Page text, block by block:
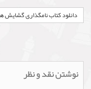
دانلود کتاب نامگذاری
نوشتن نقد و نظر